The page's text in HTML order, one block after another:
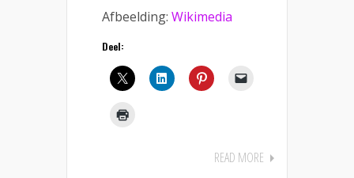
Afbeelding: Wikimedia
Deel:
READ MORE